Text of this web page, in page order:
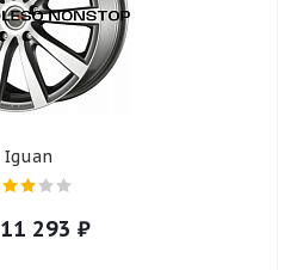
Iguan
11 293 ₽